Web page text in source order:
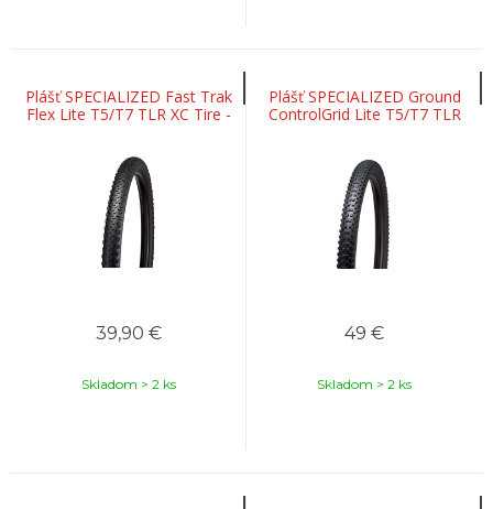
Plášť SPECIALIZED Fast Trak
Flex Lite T5/T7 TLR XC Tire -
39,90 €
Skladom > 2 ks
Plášť SPECIALIZED Ground
ControlGrid Lite T5/T7 TLR
49 €
Skladom > 2 ks